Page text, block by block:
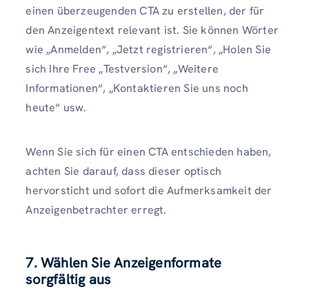
einen überzeugenden CTA zu erstellen, der für
den Anzeigentext relevant ist. Sie können Wörter
wie „Anmelden“, „Jetzt registrieren“, „Holen Sie
sich Ihre Free „Testversion“, „Weitere
Informationen“, „Kontaktieren Sie uns noch
heute“ usw.
Wenn Sie sich für einen CTA entschieden haben,
achten Sie darauf, dass dieser optisch
hervorsticht und sofort die Aufmerksamkeit der
Anzeigenbetrachter erregt.
7. Wählen Sie Anzeigenformate
sorgfältig aus